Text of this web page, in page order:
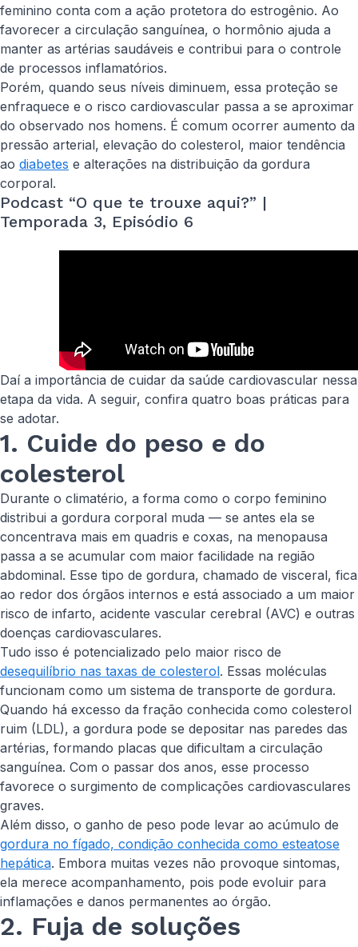
feminino conta com a ação protetora do estrogênio. Ao
favorecer a circulação sanguínea, o hormônio ajuda a
manter as artérias saudáveis e contribui para o controle
de processos inflamatórios.
Porém, quando seus níveis diminuem, essa proteção se
enfraquece e o risco cardiovascular passa a se aproximar
do observado nos homens. É comum ocorrer aumento da
pressão arterial, elevação do colesterol, maior tendência
ao diabetes e alterações na distribuição da gordura
corporal.
Podcast “O que te trouxe aqui?” |
Temporada 3, Episódio 6
Daí a importância de cuidar da saúde cardiovascular nessa
etapa da vida. A seguir, confira quatro boas práticas para
se adotar.
1. Cuide do peso e do
colesterol
Durante o climatério, a forma como o corpo feminino
distribui a gordura corporal muda — se antes ela se
concentrava mais em quadris e coxas, na menopausa
passa a se acumular com maior facilidade na região
abdominal. Esse tipo de gordura, chamado de visceral, fica
ao redor dos órgãos internos e está associado a um maior
risco de infarto, acidente vascular cerebral (AVC) e outras
doenças cardiovasculares.
Tudo isso é potencializado pelo maior risco de
desequilíbrio nas taxas de colesterol. Essas moléculas
funcionam como um sistema de transporte de gordura.
Quando há excesso da fração conhecida como colesterol
ruim (LDL), a gordura pode se depositar nas paredes das
artérias, formando placas que dificultam a circulação
sanguínea. Com o passar dos anos, esse processo
favorece o surgimento de complicações cardiovasculares
graves.
Além disso, o ganho de peso pode levar ao acúmulo de
gordura no fígado, condição conhecida como esteatose
hepática. Embora muitas vezes não provoque sintomas,
ela merece acompanhamento, pois pode evoluir para
inflamações e danos permanentes ao órgão.
2. Fuja de soluções